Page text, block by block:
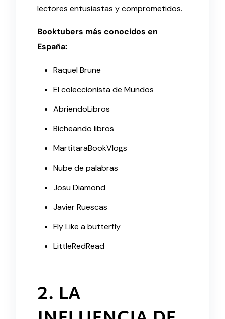
lectores entusiastas y comprometidos.
Booktubers más conocidos en
España:
Raquel Brune
El coleccionista de Mundos
AbriendoLibros
Bicheando libros
MartitaraBookVlogs
Nube de palabras
Josu Diamond
Javier Ruescas
Fly Like a butterfly
LittleRedRead
2. LA